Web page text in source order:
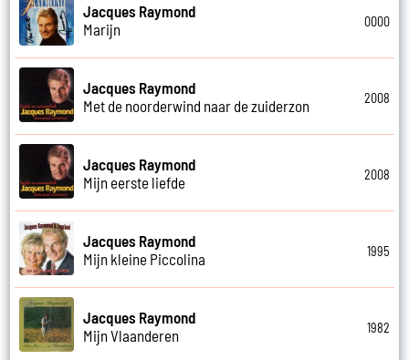
Jacques Raymond
Marijn
0000
Jacques Raymond
Met de noorderwind naar de zuiderzon
2008
Jacques Raymond
Mijn eerste liefde
2008
Jacques Raymond
Mijn kleine Piccolina
1995
Jacques Raymond
Mijn Vlaanderen
1982